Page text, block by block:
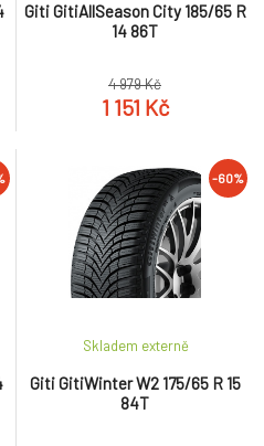
Giti GitiAllSeason City 185/65 R
14 86T
4 979 Kč
1 151 Kč
-60%
Giti GitiWinter W2 175/65 R 15
84T
Skladem externě